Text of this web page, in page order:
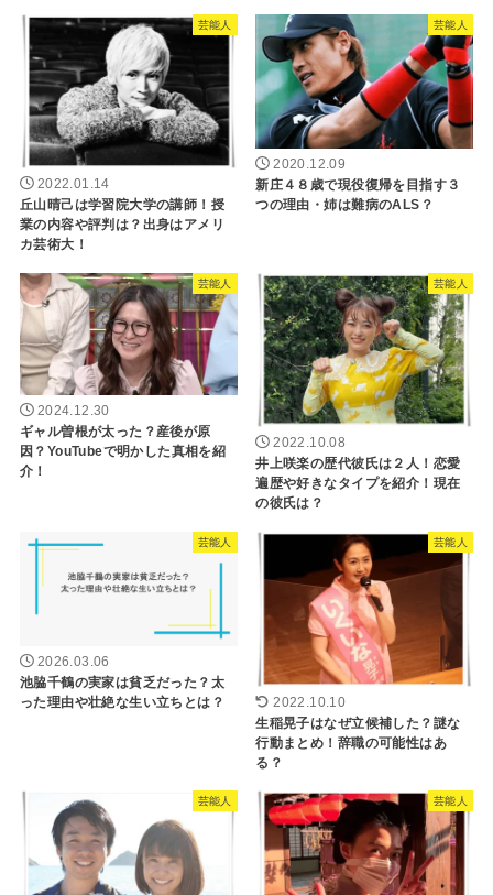
芸能人
2022.01.14
丘山晴己は学習院大学の講師！授
業の内容や評判は？出身はアメリ
カ芸術大！
芸能人
2020.12.09
新庄４８歳で現役復帰を目指す３
つの理由・姉は難病のALS？
芸能人
2024.12.30
ギャル曽根が太った？産後が原
因？YouTubeで明かした真相を紹
介！
芸能人
2022.10.08
井上咲楽の歴代彼氏は２人！恋愛
遍歴や好きなタイプを紹介！現在
の彼氏は？
芸能人
2026.03.06
池脇千鶴の実家は貧乏だった？太
った理由や壮絶な生い立ちとは？
芸能人
2022.10.10
生稲晃子はなぜ立候補した？謎な
行動まとめ！辞職の可能性はあ
る？
芸能人 芸能人